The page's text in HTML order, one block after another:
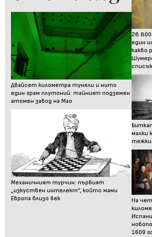
Двайсет километра тунели и нито
един грам плутоний: тайният подземен
атомен завод на Мао
Механичният турчин: първият
„изкуствен интелект“, който мами
Европа близо век
28
един
какво
списък
малки
На
1609